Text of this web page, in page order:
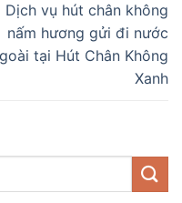
Dịch vụ hút chân không
nấm hương gửi đi nước
tại Hút Chân Không
Xanh